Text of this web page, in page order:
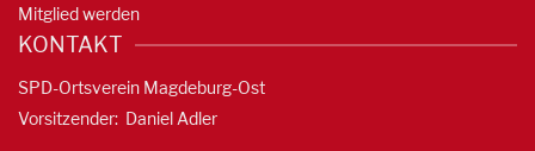
Mitglied werden
KONTAKT
SPD-Ortsverein Magdeburg-Ost
Vorsitzender: Daniel Adler